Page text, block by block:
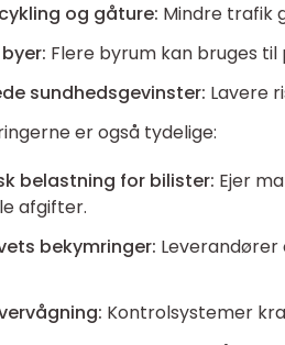
og gåture: Mindre trafik
Flere byrum kan bruges
sundhedsgevinster: Lavere
er også tydelige:
belastning for bilister: Ejer
afgifter.
bekymringer:
Kontrolsystemer